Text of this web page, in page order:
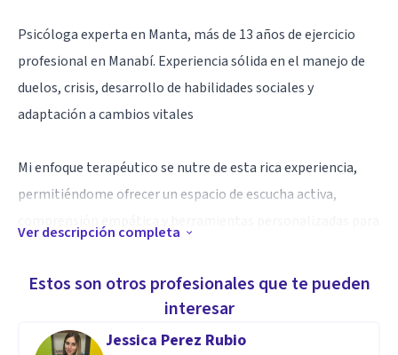
Psicóloga experta en Manta, más de 13 años de ejercicio
profesional en Manabí. Experiencia sólida en el manejo de
duelos, crisis, desarrollo de habilidades sociales y
adaptación a cambios vitales
Mi enfoque terapéutico se nutre de esta rica experiencia,
permitiéndome ofrecer un espacio de escucha activa,
firmemente en el potencial de cada individuo para alcanzar
el bienestar emocional y el crecimiento personal.
Ver descripción completa
Estos son otros profesionales que te pueden
interesar
Jessica Perez Rubio